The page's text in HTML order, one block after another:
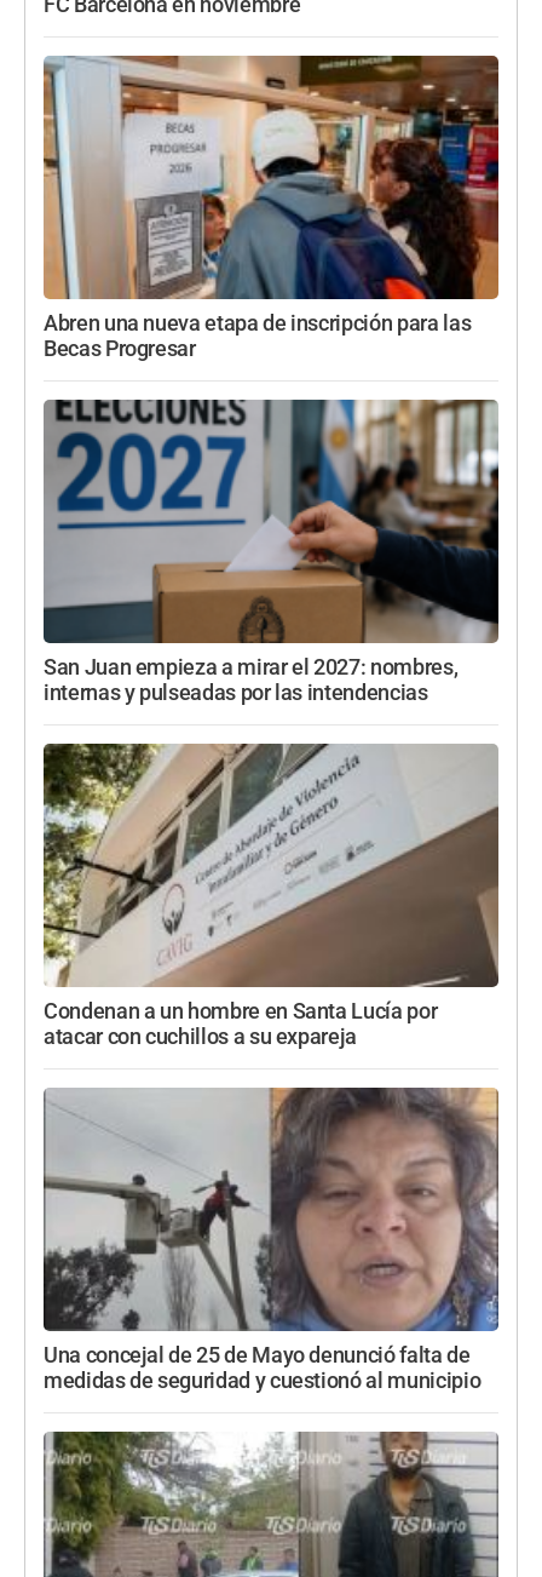
Abren una nueva etapa de inscripción para las
Becas Progresar
San Juan empieza a mirar el 2027: nombres,
internas y pulseadas por las intendencias
Condenan a un hombre en Santa Lucía por
atacar con cuchillos a su expareja
Una concejal de 25 de Mayo denunció falta de
medidas de seguridad y cuestionó al municipio